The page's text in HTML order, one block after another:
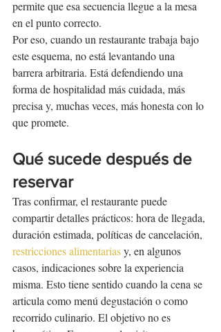
permite que esa secuencia llegue a la mesa
en el punto correcto.
Por eso, cuando un restaurante trabaja bajo
este esquema, no está levantando una
barrera arbitraria. Está defendiendo una
forma de hospitalidad más cuidada, más
precisa y, muchas veces, más honesta con lo
que promete.
Qué sucede después de
reservar
Tras confirmar, el restaurante puede
compartir detalles prácticos: hora de llegada,
duración estimada, políticas de cancelación,
restricciones alimentarias y, en algunos
casos, indicaciones sobre la experiencia
misma. Esto tiene sentido cuando la cena se
articula como menú degustación o como
recorrido culinario. El objetivo no es